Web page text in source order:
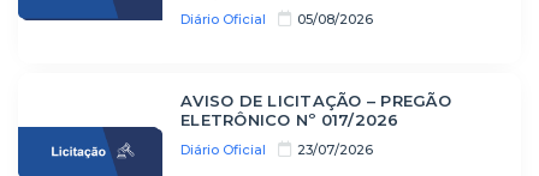
Diário Oficial 05/08/2026
Diário Oficial 23/07/2026
AVISO DE LICITAÇÃO – PREGÃO
ELETRÔNICO Nº 017/2026